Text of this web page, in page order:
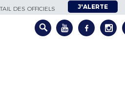
DES OFFICIELS J'ALERTE